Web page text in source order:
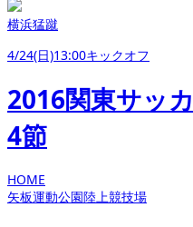
横浜猛蹴
4/24(日)13:00キックオフ
2016関東サッ
4節
HOME
矢板運動公園陸上競技場